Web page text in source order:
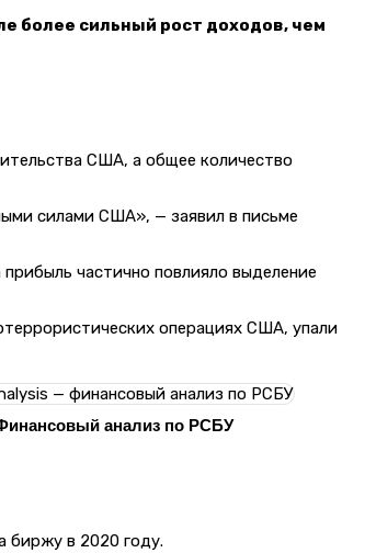
более сильный рост доходов, чем
США, а общее количество
силами США», — заявил в письме
частично повлияло выделение
операциях США, упали
анализ по РСБУ
биржу в 2020 году.